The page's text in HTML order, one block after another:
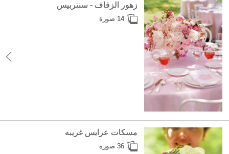
زهور الزفاف - سنتربيس
14 صورة
مسكات عرايس غريبه
36 صورة